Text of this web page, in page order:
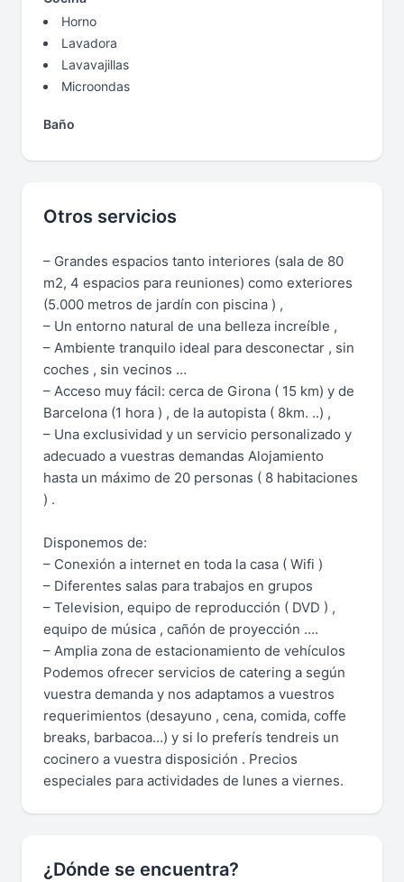
Horno
Lavadora
Lavavajillas
Microondas
Baño
Otros servicios
– Grandes espacios tanto interiores (sala de 80
m2, 4 espacios para reuniones) como exteriores
(5.000 metros de jardín con piscina ) ,
– Un entorno natural de una belleza increíble ,
– Ambiente tranquilo ideal para desconectar , sin
coches , sin vecinos …
– Acceso muy fácil: cerca de Girona ( 15 km) y de
Barcelona (1 hora ) , de la autopista ( 8km. ..) ,
– Una exclusividad y un servicio personalizado y
adecuado a vuestras demandas Alojamiento
hasta un máximo de 20 personas ( 8 habitaciones
) .
Disponemos de:
– Conexión a internet en toda la casa ( Wifi )
– Diferentes salas para trabajos en grupos
– Television, equipo de reproducción ( DVD ) ,
equipo de música , cañón de proyección ….
– Amplia zona de estacionamiento de vehículos
Podemos ofrecer servicios de catering a según
vuestra demanda y nos adaptamos a vuestros
requerimientos (desayuno , cena, comida, coffe
breaks, barbacoa…) y si lo preferís tendreis un
cocinero a vuestra disposición . Precios
especiales para actividades de lunes a viernes.
¿Dónde se encuentra?